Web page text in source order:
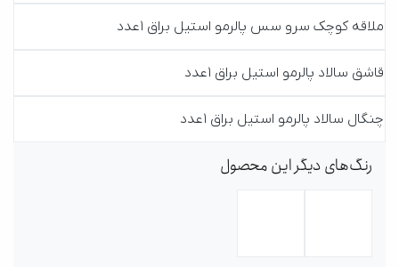
ملاقه کوچک سرو سس پالرمو استیل براق 1عدد
قاشق سالاد پالرمو استیل براق 1عدد
چنگال سالاد پالرمو استیل براق 1عدد
رنگ‌های دیگر این محصول